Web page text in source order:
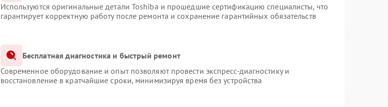
Используются оригинальные детали Toshiba и прошедшие сертификацию специалисты, что
гарантирует корректную работу после ремонта и сохранение гарантийных обязательств
Бесплатная диагностика и быстрый ремонт
Современное оборудование и опыт позволяют провести экспресс-диагностику и
восстановление в кратчайшие сроки, минимизируя время без устройства